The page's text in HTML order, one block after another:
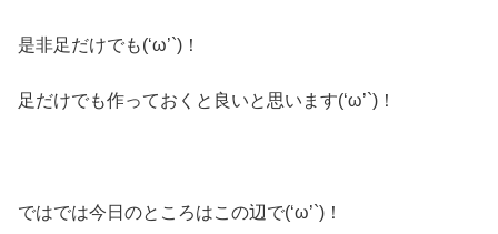
是非足だけでも(‘ω’`)！
足だけでも作っておくと良いと思います(‘ω’`)！
ではでは今日のところはこの辺で(‘ω’`)！